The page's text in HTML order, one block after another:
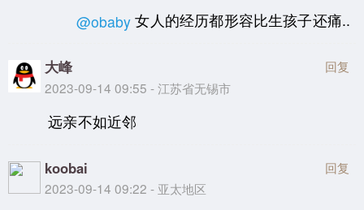
@obaby 女人的经历都形容比生孩子还痛..
大峰
2023-09-14 09:55 - 江苏省无锡市
回复
远亲不如近邻
koobai
2023-09-14 09:22 - 亚太地区
回复